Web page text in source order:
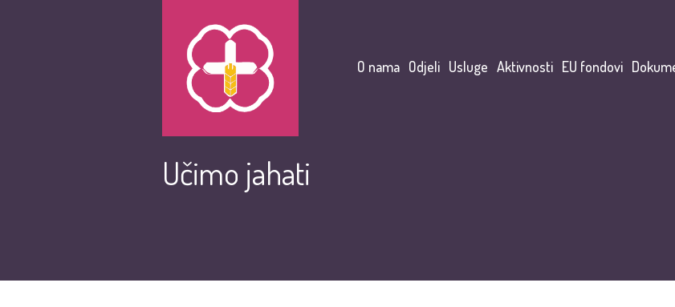
O nama Odjeli Usluge Aktivnosti EU fondovi
Učimo jahati